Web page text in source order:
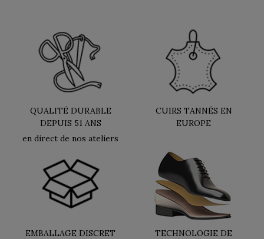
QUALITÉ DURABLE
DEPUIS 51 ANS
en direct de nos ateliers
CUIRS TANNÉS EN
EUROPE
EMBALLAGE DISCRET
TECHNOLOGIE DE